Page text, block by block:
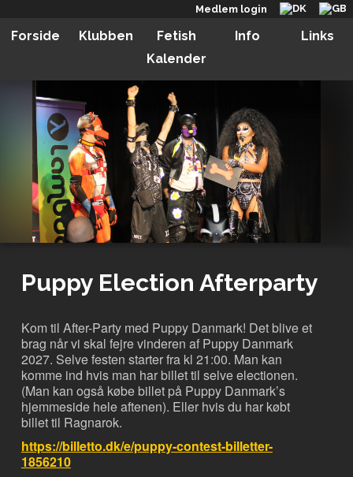
Medlem login
Forside Klubben Fetish Info
Links
Kalender
Puppy Election Afterparty
Kom til After-Party med Puppy Danmark! Det blive et
brag når vi skal fejre vinderen af Puppy Danmark
2027. Selve festen starter fra kl 21:00. Man kan
komme ind hvis man har billet til selve electionen.
(Man kan også købe billet på Puppy Danmark’s
hjemmeside hele aftenen). Eller hvis du har købt
billet til Ragnarok.
https://billetto.dk/e/puppy-contest-billetter-
1856210